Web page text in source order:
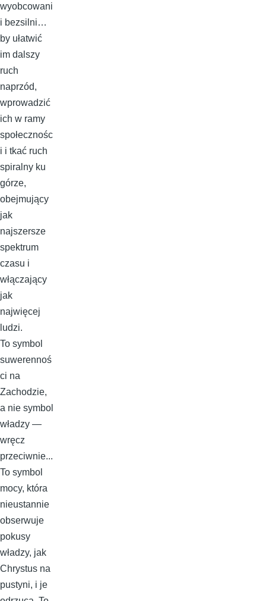
wyobcowani
i bezsilni…
by ułatwić
im dalszy
ruch
naprzód,
wprowadzić
ich w ramy
społecznośc
i i tkać ruch
spiralny ku
górze,
obejmujący
jak
najszersze
spektrum
czasu i
włączający
jak
najwięcej
ludzi.
To symbol
suwerennoś
ci na
Zachodzie,
a nie symbol
władzy —
wręcz
przeciwnie...
To symbol
mocy, która
nieustannie
obserwuje
pokusy
władzy, jak
Chrystus na
pustyni, i je